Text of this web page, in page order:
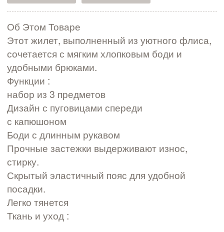
Об Этом Товаре
Этот жилет, выполненный из уютного флиса,
сочетается с мягким хлопковым боди и
удобными брюками.
Функции :
набор из 3 предметов
Дизайн с пуговицами спереди
с капюшоном
Боди с длинным рукавом
Прочные застежки выдерживают износ,
стирку.
Скрытый эластичный пояс для удобной
посадки.
Легко тянется
Ткань и уход :